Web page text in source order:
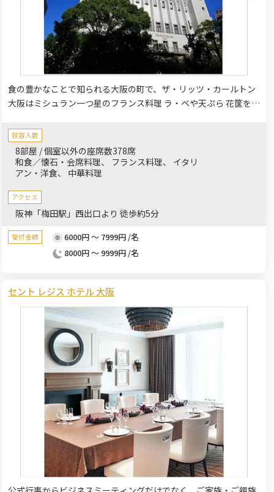
食の豊かなことで知られる大阪の町で、ザ・リッツ・カールトン
大阪はミシュラン一つ星のフランス料理 ラ・ベや天ぷら 花筐を含
料理をお愉しみいただける花筐、上品な広東料理をご提供する香
桃、豊富なドリンクメニューを誇るラウンジやバーなど、6つの
レストラン＆バーでお待ちしております。大小様様々なサイズの
宴会場でのパーティーは多彩な用途にてご利用いただく事ができ
収容人数
8部屋 / 個室以外の座席数378席
和食／懐石・会席料理
フランス料理
イタリ
アン・洋食
中華料理
アクセス
阪神「梅田駅」西出口より 徒歩約5分
受付金額
6000円 ～ 7999円 /名
8000円 ～ 9999円 /名
セント レジス ホテル 大阪